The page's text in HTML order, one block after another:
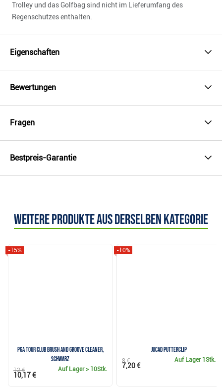
Trolley und das Golfbag sind nicht im Lieferumfang des
Regenschutzes enthalten.
Eigenschaften
Bewertungen
Fragen
Bestpreis-Garantie
Weitere Produkte aus derselben Kategorie
PGA Tour Club Brush and Groove Cleaner,
schwarz
-15%
Auf Lager> 10Stk.
12 €
10,17 €
JuCad Putterclip
-10%
Auf Lager 1Stk.
8 €
7,20 €